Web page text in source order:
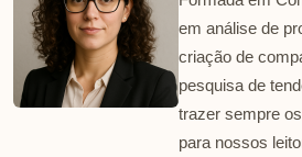
em análise de
criação de
pesquisa de
trazer sempre
para nossos